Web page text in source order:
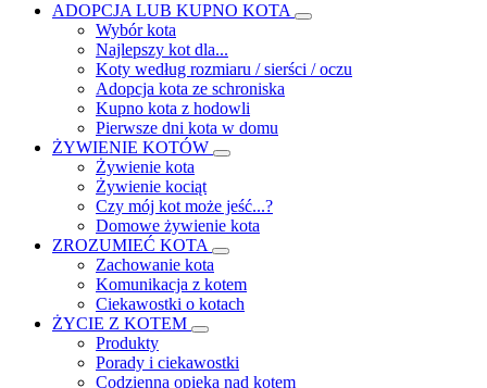
ADOPCJA LUB KUPNO KOTA
Wybór kota
Najlepszy kot dla...
Koty według rozmiaru / sierści / oczu
Adopcja kota ze schroniska
Kupno kota z hodowli
Pierwsze dni kota w domu
ŻYWIENIE KOTÓW
Żywienie kota
Żywienie kociąt
Czy mój kot może jeść...?
Domowe żywienie kota
ZROZUMIEĆ KOTA
Zachowanie kota
Komunikacja z kotem
Ciekawostki o kotach
ŻYCIE Z KOTEM
Produkty
Porady i ciekawostki
Codzienna opieka nad kotem